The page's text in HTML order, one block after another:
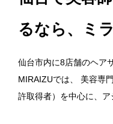
Instagram
るなら、ミ
仙台市内に8店舗のヘア
MIRAIZUでは、
美容専
許取得者）を中心に、ア